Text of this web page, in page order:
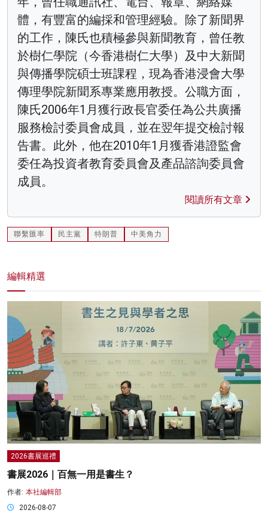
體，有豐富的編採和管理經驗。除了新聞界
的工作，陳氏也積極參與新聞教育，曾任教
於樹仁學院（今香港樹仁大學）及中大新聞
與傳播學院碩士班課程，現為香港浸會大學
傳理學院新聞系專業應用教授。公職方面，
陳氏2006年1月獲行政長官委任為公共廣播
服務檢討委員會成員，並在翌年提交檢討報
告書。此外，他在2010年1月獲香港證監會
委任為投資者教育委員會及產品諮詢委員會
成員。
閱讀所有文章
聯繫匯率 民主黨 特朗普 中美角力
編輯精選
2026書展巡禮
書展2026｜百無一用是書生？
作者: 本社編輯部
2026-08-07